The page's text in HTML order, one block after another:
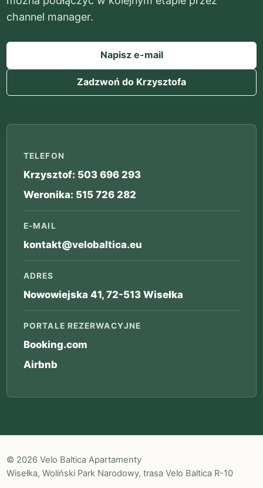
channel manager.
Napisz e-mail
Zadzwoń do Krzysztofa
TELEFON
Krzysztof: 503 696 293
Weronika: 515 726 282
E-MAIL
kontakt@velobaltica.eu
ADRES
Nowowiejska 41, 72-513 Wisełka
PORTALE REZERWACYJNE
Booking.com
Airbnb
© 2026 Velo Baltica Apartamenty
Wisełka, Woliński Park Narodowy, trasa Velo Baltica R-10